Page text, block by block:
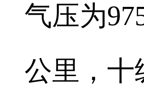
气压为
公里，十